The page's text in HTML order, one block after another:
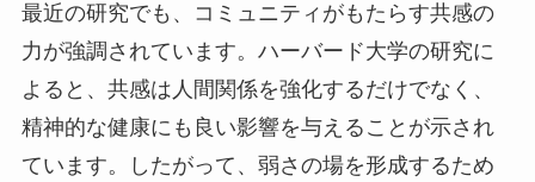
最近の研究でも、コミュニティがもたらす共感の
力が強調されています。ハーバード大学の研究に
よると、共感は人間関係を強化するだけでなく、
精神的な健康にも良い影響を与えることが示され
ています。したがって、弱さの場を形成するため